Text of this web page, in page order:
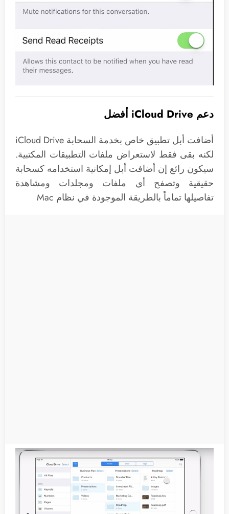
دعم iCloud Drive أفضل
أضافت أبل تطبيق خاص بخدمة السحابة iCloud Drive
لكنه بقى فقط لاستعراض ملفات التطبيقات المكتبية.
سيكون رائع إن أضافت أبل إمكانية استخدامه كسحابة
حقيقية وتصفح أي ملفات ومجلدات ومشاهدة
تفاصيلها تماماً بالطريقة الموجودة في نظام Mac